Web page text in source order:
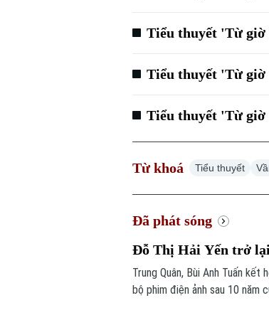
Tiểu thuyết 'Từ giờ
Tiểu thuyết 'Từ giờ
Tiểu thuyết 'Từ giờ
Từ khoá Tiểu thuyết
Đã phát sóng
Đỗ Thị Hải Yến trở lại
Trung Quân, Bùi Anh Tuấn kết
bộ phim điện ảnh sau 10 năm